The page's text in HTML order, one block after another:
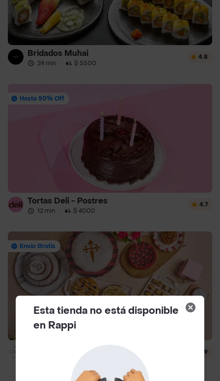
Bridados Muhai
24 min · $ 5500
4.8
Hasta 50% Off
Tortas Deli - Postres
12 min · $ 4000
4.7
Envío Gratis
Dlili By Liliana Arango
$ 4500
4.9
Esta tienda no está disponible
en Rappi